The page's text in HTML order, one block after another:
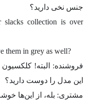
جنس نخی دارید؟‌
slacks collection is over
them in grey as well?
فروشنده: البته! کلکسیون
این مدل را دوست دارید؟
مشتری: بله، از این‌ها